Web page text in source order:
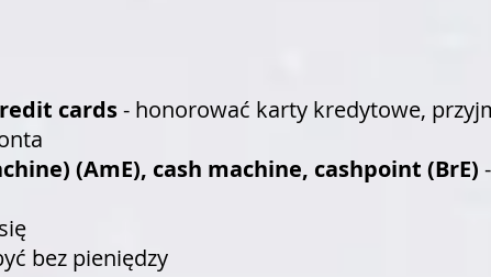
cards- honorować karty kredytowe,
(AmE), cash machine, cashpoint (BrE)
bez pieniędzy